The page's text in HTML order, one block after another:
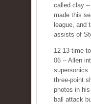
called clay
made this
league, and
assists of
12-13 time
06 -- Allen
three-point
photos in
ball attack